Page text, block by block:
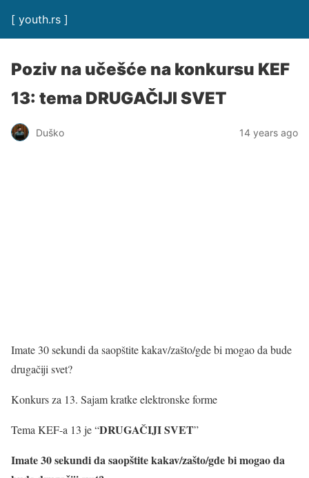
[ youth.rs ]
Poziv na učešće na konkursu KEF
13: tema DRUGAČIJI SVET
Duško 14 years ago
Imate 30 sekundi da saopštite kakav/zašto/gde bi mogao da bude
drugačiji svet?
Konkurs za 13. Sajam kratke elektronske forme
Tema KEF-a 13 je “DRUGAČIJI SVET”
Imate 30 sekundi da saopštite kakav/zašto/gde bi mogao da